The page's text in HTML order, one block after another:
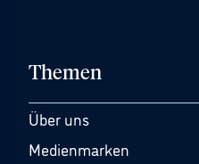
Themen
Über uns
Medienmarken